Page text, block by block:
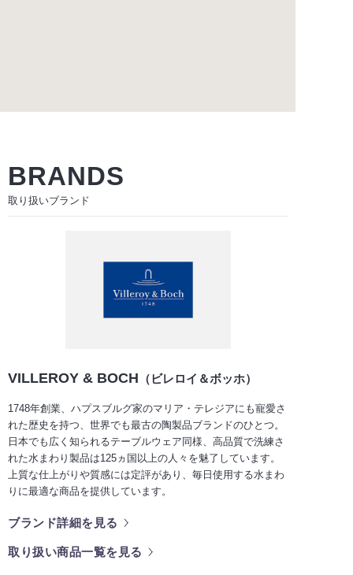
BRANDS
取り扱いブランド
VILLEROY & BOCH （ビレロイ＆ボッホ）
1748年創業、ハプスブルグ家のマリア・テレジアにも寵愛さ
れた歴史を持つ、世界でも最古の陶製品ブランドのひとつ。
日本でも広く知られるテーブルウェア同様、高品質で洗練さ
れた水まわり製品は125ヵ国以上の人々を魅了しています。
上質な仕上がりや質感には定評があり、毎日使用する水まわ
りに最適な商品を提供しています。
ブランド詳細を見る
取り扱い商品一覧を見る